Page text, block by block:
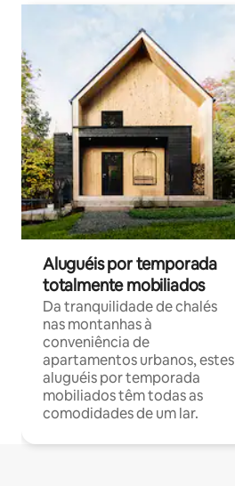
Aluguéis por temporada
totalmente mobiliados
Da tranquilidade de chalés
nas montanhas à
conveniência de
apartamentos urbanos, estes
aluguéis por temporada
mobiliados têm todas as
comodidades de um lar.